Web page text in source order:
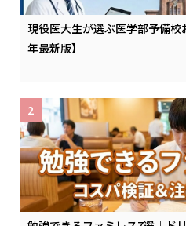
現役医大生が選ぶ医学部予備
年最新版】
2